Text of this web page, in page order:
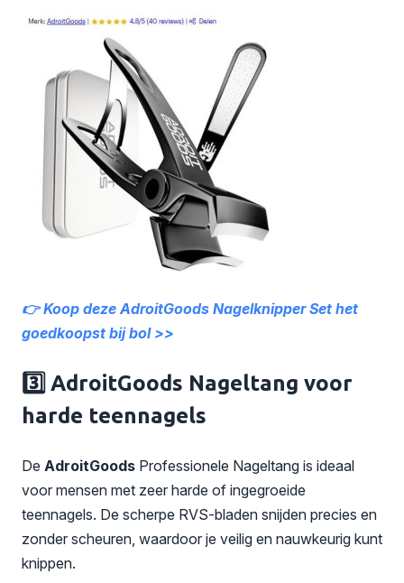
👉 Koop deze AdroitGoods Nagelknipper Set het
goedkoopst bij bol >>
3️⃣ AdroitGoods Nageltang voor
harde teennagels
De AdroitGoods Professionele Nageltang is ideaal
voor mensen met zeer harde of ingegroeide
teennagels. De scherpe RVS-bladen snijden precies en
zonder scheuren, waardoor je veilig en nauwkeurig kunt
knippen.